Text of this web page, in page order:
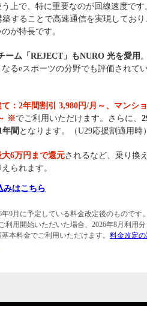
上で、特に重要なのが回線速度です
することで高速通信を実現しており
が特長です。
ーム「REJECT」もNURO 光を愛用
るeスポーツの分野でも評価されて
て：2年間割引 3,980円/月～、マンショ
※でご利用いただけます。さらに、
間 となります。（U29応援割適用時
大6万円まで還元されるなど、乗り換
られます。
みはこちら
年9月に予定している料金改定後のものです
利用開始いただいた場合、2026年8月利用
本料金でご利用いただけます。 料金改定